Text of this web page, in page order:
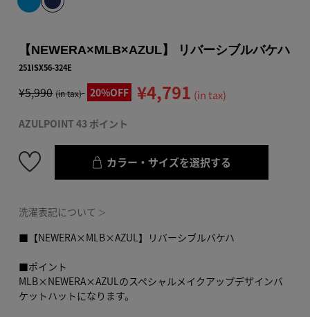
【NEWERA×MLB×AZUL】 リバーシブルバケハ
251ISX56-324E
¥5,990 (in tax) 20%OFF ¥4,791 (in tax)
AZULPOINT 43 ポイント
カラー・サイズを選択する
洗濯表記について ＞
■【NEWERA×MLB×AZUL】リバーシブルバケハ
■ポイント
MLB×NEWERA×AZULのスペシャルメイクアップデザインバ
ケットハットになります。